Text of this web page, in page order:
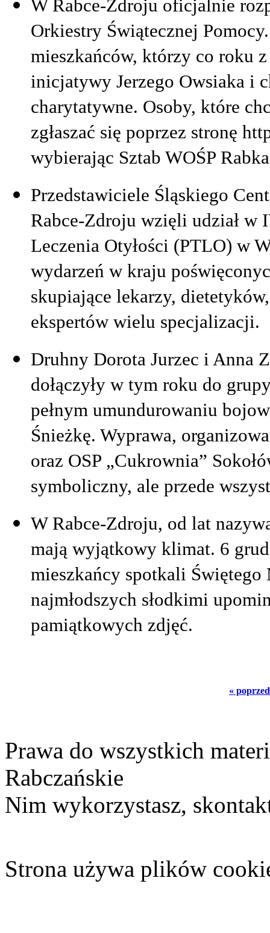
W Rabce-Zdroju oficjalnie
Orkiestry Świątecznej
mieszkańców, którzy co roku
inicjatywy Jerzego Owsiaka i
charytatywne. Osoby, które
zgłaszać się poprzez stronę
wybierając Sztab WOŚP
Przedstawiciele Śląskiego
Rabce-Zdroju wzięli udział w
Leczenia Otyłości (PTLO) w
wydarzeń w kraju
skupiające lekarzy,
ekspertów wielu specjalizacji.
Druhny Dorota Jurzec i Anna
dołączyły w tym roku do
pełnym umundurowaniu
Śnieżkę. Wyprawa,
oraz OSP „Cukrownia”
symboliczny, ale przede
W Rabce-Zdroju, od lat
mają wyjątkowy klimat. 6
mieszkańcy spotkali
najmłodszych słodkimi
pamiątkowych zdjęć.
«
Prawa do wszystkich
Rabczańskie
Nim wykorzystasz,
Strona używa plików